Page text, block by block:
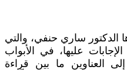
الدكتور ساري حنفي، والتي
عليها، في الأبواب
العناوين ما بين قراءة